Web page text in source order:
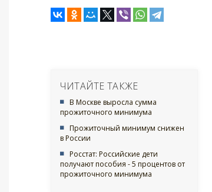
ЧИТАЙТЕ ТАКЖЕ
В Москве выросла сумма
прожиточного минимума
Прожиточный минимум снижен
в России
Росстат: Российские дети
получают пособия - 5 процентов от
прожиточного минимума